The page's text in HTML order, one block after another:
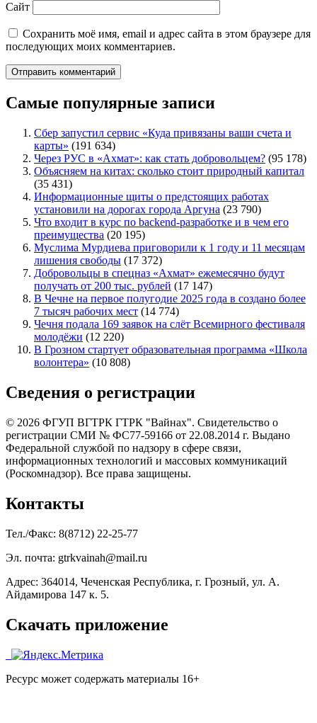
Сайт
Сохранить моё имя, email и адрес сайта в этом браузере для
последующих моих комментариев.
Самые популярные записи
Сбер запустил сервис «Куда привязаны ваши счета и
карты» (191 634)
Через РУС в «Ахмат»: как стать добровольцем? (95 178)
Объясняем на китах: сколько стоит природный капитал
(35 431)
Информационные щиты о предстоящих работах
установили на дорогах города Аргуна (23 790)
Что входит в курс по backend-разработке и в чем его
преимущества (20 195)
Муслима Мурдиева приговорили к 1 году и 11 месяцам
лишения свободы (17 372)
Добровольцы в спецназ «Ахмат» ежемесячно будут
получать от 200 тыс. рублей (17 147)
В Чечне на первое полугодие 2025 года в создано более
7 тысяч рабочих мест (14 774)
Чечня подала 169 заявок на слёт Всемирного фестиваля
молодёжи (12 220)
В Грозном стартует образовательная программа «Школа
волонтера» (10 808)
Сведения о регистрации
© 2026 ФГУП ВГТРК ГТРК "Вайнах". Свидетельство о
регистрации СМИ № ФС77-59166 от 22.08.2014 г. Выдано
Федеральной службой по надзору в сфере связи,
информационных технологий и массовых коммуникаций
(Роскомнадзор). Все права защищены.
Контакты
Тел./Факс: 8(8712) 22-25-77
Эл. почта: gtrkvainah@mail.ru
Адрес: 364014, Чеченская Республика, г. Грозный, ул. А.
Айдамирова 147 к. 5.
Скачать приложение
Ресурс может содержать материалы 16+